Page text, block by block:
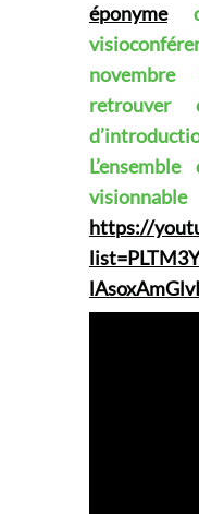
éponyme
retrouver
https://